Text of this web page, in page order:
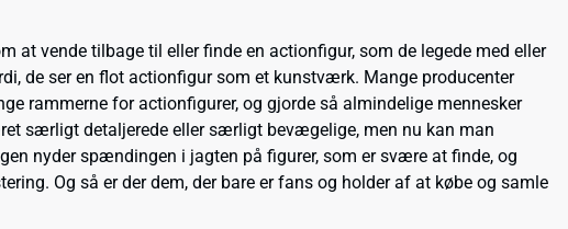
at vende tilbage til eller finde en actionfigur, som de legede med eller
de ser en flot actionfigur som et kunstværk. Mange producenter
rammerne for actionfigurer, og gjorde så almindelige mennesker
særligt detaljerede eller særligt bevægelige, men nu kan man
nyder spændingen i jagten på figurer, som er svære at finde, og
Og så er der dem, der bare er fans og holder af at købe og samle